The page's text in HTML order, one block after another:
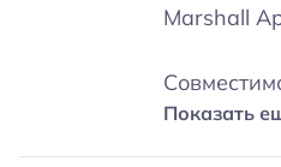
Marshall
и Google
Показать